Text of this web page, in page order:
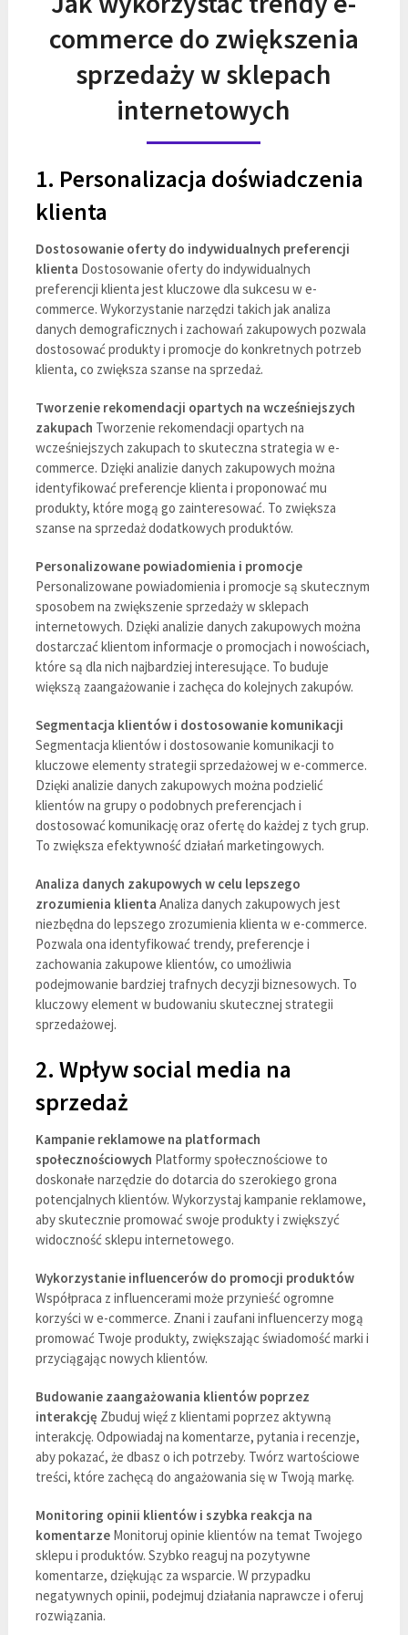
commerce do zwiększenia
sprzedaży w sklepach
internetowych
1. Personalizacja doświadczenia
klienta
Dostosowanie oferty do indywidualnych preferencji
klienta Dostosowanie oferty do indywidualnych
preferencji klienta jest kluczowe dla sukcesu w e-
commerce. Wykorzystanie narzędzi takich jak analiza
danych demograficznych i zachowań zakupowych pozwala
dostosować produkty i promocje do konkretnych potrzeb
klienta, co zwiększa szanse na sprzedaż.
Tworzenie rekomendacji opartych na wcześniejszych
zakupach Tworzenie rekomendacji opartych na
wcześniejszych zakupach to skuteczna strategia w e-
commerce. Dzięki analizie danych zakupowych można
identyfikować preferencje klienta i proponować mu
produkty, które mogą go zainteresować. To zwiększa
szanse na sprzedaż dodatkowych produktów.
Personalizowane powiadomienia i promocje
Personalizowane powiadomienia i promocje są skutecznym
sposobem na zwiększenie sprzedaży w sklepach
internetowych. Dzięki analizie danych zakupowych można
dostarczać klientom informacje o promocjach i nowościach,
które są dla nich najbardziej interesujące. To buduje
większą zaangażowanie i zachęca do kolejnych zakupów.
Segmentacja klientów i dostosowanie komunikacji
Segmentacja klientów i dostosowanie komunikacji to
kluczowe elementy strategii sprzedażowej w e-commerce.
Dzięki analizie danych zakupowych można podzielić
klientów na grupy o podobnych preferencjach i
dostosować komunikację oraz ofertę do każdej z tych grup.
To zwiększa efektywność działań marketingowych.
Analiza danych zakupowych w celu lepszego
zrozumienia klienta Analiza danych zakupowych jest
niezbędna do lepszego zrozumienia klienta w e-commerce.
Pozwala ona identyfikować trendy, preferencje i
zachowania zakupowe klientów, co umożliwia
podejmowanie bardziej trafnych decyzji biznesowych. To
kluczowy element w budowaniu skutecznej strategii
sprzedażowej.
2. Wpływ social media na
sprzedaż
Kampanie reklamowe na platformach
społecznościowych Platformy społecznościowe to
doskonałe narzędzie do dotarcia do szerokiego grona
potencjalnych klientów. Wykorzystaj kampanie reklamowe,
aby skutecznie promować swoje produkty i zwiększyć
widoczność sklepu internetowego.
Wykorzystanie influencerów do promocji produktów
Współpraca z influencerami może przynieść ogromne
korzyści w e-commerce. Znani i zaufani influencerzy mogą
promować Twoje produkty, zwiększając świadomość marki i
przyciągając nowych klientów.
Budowanie zaangażowania klientów poprzez
interakcję Zbuduj więź z klientami poprzez aktywną
interakcję. Odpowiadaj na komentarze, pytania i recenzje,
aby pokazać, że dbasz o ich potrzeby. Twórz wartościowe
treści, które zachęcą do angażowania się w Twoją markę.
Monitoring opinii klientów i szybka reakcja na
komentarzeMonitoruj opinie klientów na temat Twojego
sklepu i produktów. Szybko reaguj na pozytywne
komentarze, dziękując za wsparcie. W przypadku
negatywnych opinii, podejmuj działania naprawcze i oferuj
rozwiązania.